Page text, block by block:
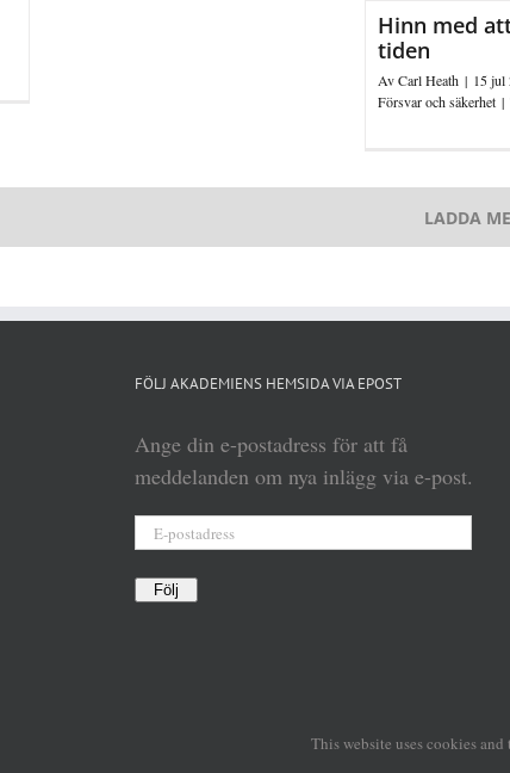
Hinn med
tiden
AvCarl Heath | 15 jul
Försvar och säkerhet |
LADDA
FÖLJ AKADEMIENS HEMSIDA VIA EPOST
Ange din e-postadress för att få
meddelanden om nya inlägg via e-post.
Följ
(c) Kungl Krigsvetenskapsakademien
This website uses cookies